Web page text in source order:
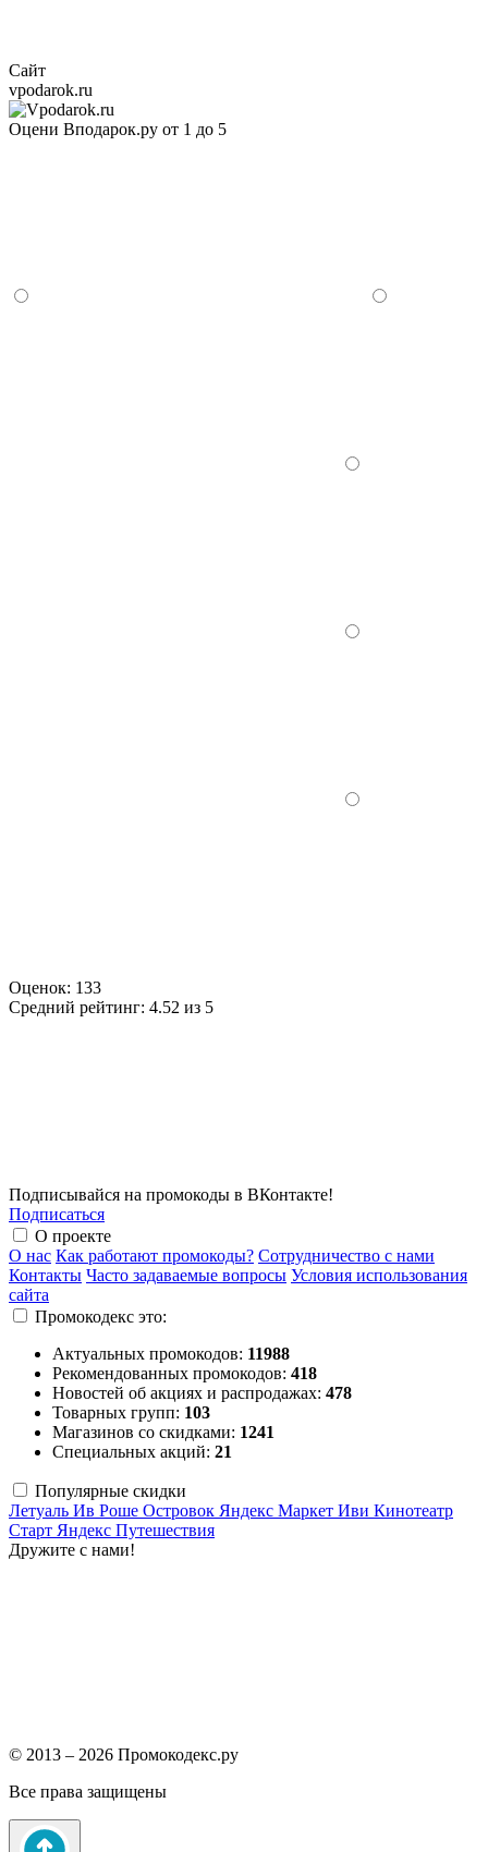
Сайт
vpodarok.ru
Оцени Вподарок.ру от 1 до 5
Оценок: 133
Средний рейтинг: 4.52 из 5
Подписывайся на промокоды в ВКонтакте!
Подписаться
О проекте
О нас Как работают промокоды? Сотрудничество с нами
Контакты Часто задаваемые вопросы Условия использования
сайта
Промокодекс это:
Актуальных промокодов: 11988
Рекомендованных промокодов: 418
Новостей об акциях и распродажах: 478
Товарных групп: 103
Магазинов со скидками: 1241
Специальных акций: 21
Популярные скидки
Летуаль Ив Роше Островок Яндекс Маркет Иви Кинотеатр
Старт Яндекс Путешествия
Дружите с нами!
© 2013 – 2026 Промокодекс.ру
Все права защищены